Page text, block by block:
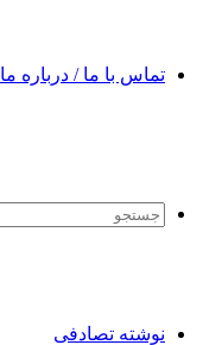
تماس با ما / درباره ما
نوشته تصادفی